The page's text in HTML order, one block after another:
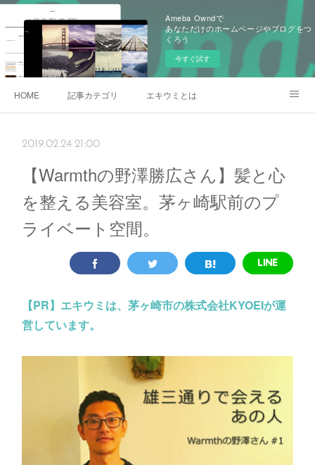
Ameba Owndで
あなただけのホームページやブログをつ
くろう
今すぐ試す
HOME 記事カテゴリ エキウミとは
2019.02.24 21:00
【Warmthの野澤勝広さん】髪と心
を整える美容室。茅ヶ崎駅前のプ
ライベート空間。
【PR】 エキウミは、茅ヶ崎市の株式会社KYOEIが運
営しています。